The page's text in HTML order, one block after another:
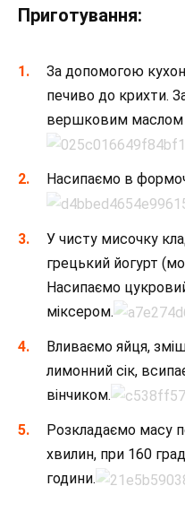
Приготування:
За допомогою
печиво до крихти.
вершковим маслом
Насипаємо в
У чисту мисочку
грецький йогурт
Насипаємо цукровий
міксером.
Вливаємо яйця,
лимонний сік,
вінчиком.
Розкладаємо масу
хвилин, при 160
години.